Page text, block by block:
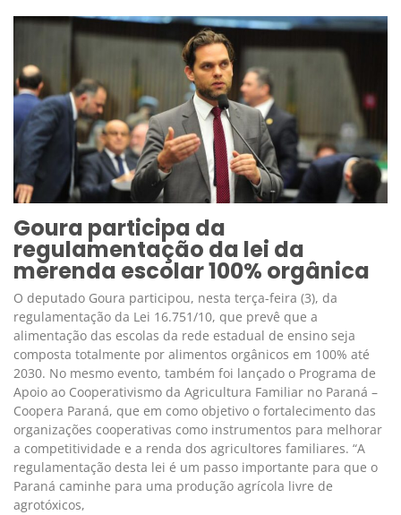
Goura participa da
regulamentação da lei da
merenda escolar 100% orgânica
O deputado Goura participou, nesta terça-feira (3), da
regulamentação da Lei 16.751/10, que prevê que a
alimentação das escolas da rede estadual de ensino seja
composta totalmente por alimentos orgânicos em 100% até
2030. No mesmo evento, também foi lançado o Programa de
Apoio ao Cooperativismo da Agricultura Familiar no Paraná –
Coopera Paraná, que em como objetivo o fortalecimento das
organizações cooperativas como instrumentos para melhorar
a competitividade e a renda dos agricultores familiares. “A
regulamentação desta lei é um passo importante para que o
Paraná caminhe para uma produção agrícola livre de
agrotóxicos,